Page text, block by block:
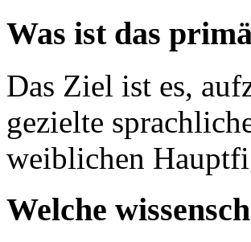
Was ist das
Das Ziel ist es,
gezielte
weiblichen
Welche